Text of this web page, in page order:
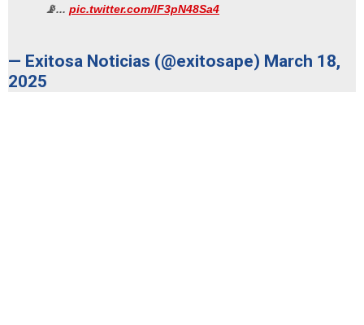
📡... pic.twitter.com/lF3pN48Sa4
— Exitosa Noticias (@exitosape) March 18,
2025